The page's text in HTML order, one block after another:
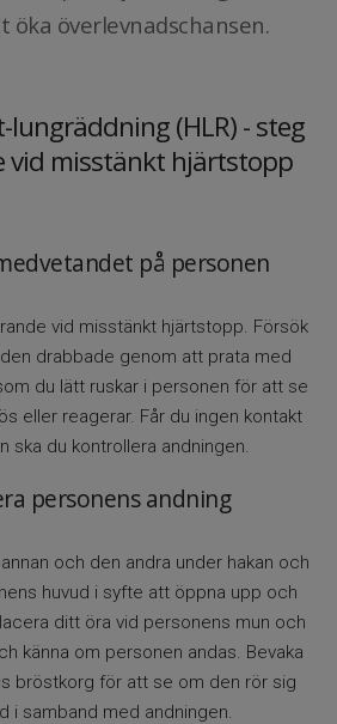
öka överlevnadschansen.
lungräddning (HLR) - steg
vid misstänkt hjärtstopp
på personen
vid misstänkt hjärtstopp. Försök
drabbade genom att prata med
du lätt ruskar i personen för att se
eller reagerar. Får du ingen kontakt
ska du kontrollera andningen.
personens andning
och den andra under hakan och
huvud i syfte att öppna upp och
ditt öra vid personens mun och
känna om personen andas. Bevaka
bröstkorg för att se om den rör sig
i samband med andningen.